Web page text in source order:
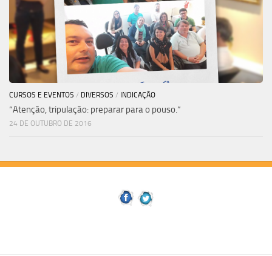
CURSOS E EVENTOS / DIVERSOS / INDICAÇÃO
“Atenção, tripulação: preparar para o pouso.”
24 DE OUTUBRO DE 2016